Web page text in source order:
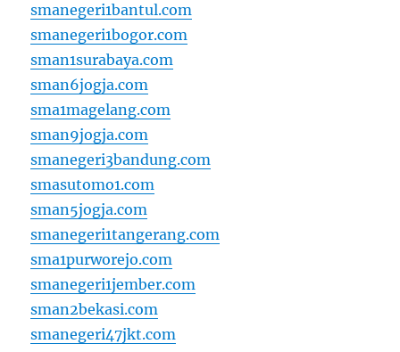
smanegeri1bantul.com
smanegeri1bogor.com
sman1surabaya.com
sman6jogja.com
sma1magelang.com
sman9jogja.com
smanegeri3bandung.com
smasutomo1.com
sman5jogja.com
smanegeri1tangerang.com
sma1purworejo.com
smanegeri1jember.com
sman2bekasi.com
smanegeri47jkt.com